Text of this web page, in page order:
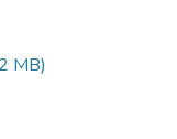
MB)